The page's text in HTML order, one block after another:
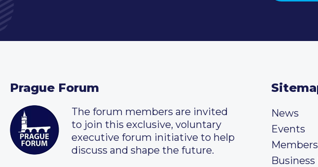
Prague Forum
The forum members are invited
to join this exclusive, voluntary
executive forum initiative to help
discuss and shape the future.
News
Events
Members